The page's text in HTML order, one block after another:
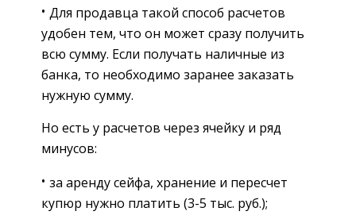
Для продавца такой способ расчетов
удобен тем, что он может сразу получить
всю сумму. Если получать наличные из
банка, то необходимо заранее заказать
нужную сумму.
Но есть у расчетов через ячейку и ряд
минусов:
за аренду сейфа, хранение и пересчет
купюр нужно платить (3-5 тыс. руб.);